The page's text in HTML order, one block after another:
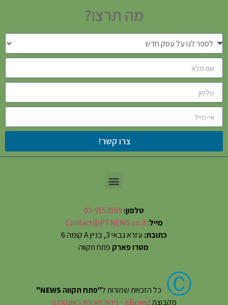
מה תרצו?
צרו קשר!
טלפון: 03-9153169
מייל:
Contact@PTNEWS.co.il
כתובת: עזרא גבאי 3, בניין A קומה 6
מטרו פארק פתח תקווה
Ⓒ כל הזכויות שמורות ל"פתח תקווה NEWS"
מקבוצתeBrand – ניהול מוניטין באינטרנט